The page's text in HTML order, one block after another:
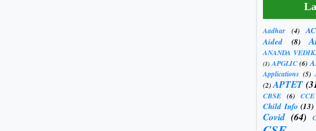
Aadhar (4)
Aided
(8)
ANANDA
(1) APGLIC (6)
Applications (5)
(2)APTET
CBSE (6) CCE
Child Info (13)
Covid (64)